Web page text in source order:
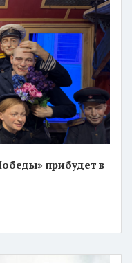
прибудет в